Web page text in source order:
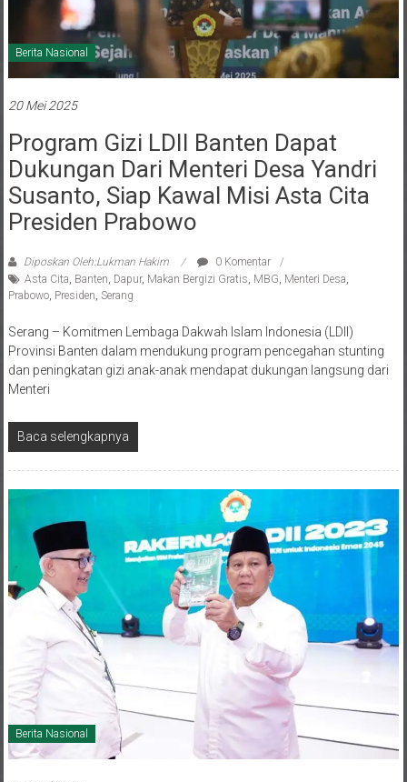
Berita Nasional
Dukungan Dari Menteri Desa Yandri
Susanto, Siap Kawal Misi Asta Cita
Presiden Prabowo
Asta Cita,Banten,Dapur,Makan Bergizi Gratis,MBG ,Menteri Desa
Prabowo ,Presiden,Serang
Provinsi Banten dalam mendukung program pencegahan stunting
dan peningkatan gizi anak-anak mendapat dukungan langsung dari
Menteri
Berita Nasional